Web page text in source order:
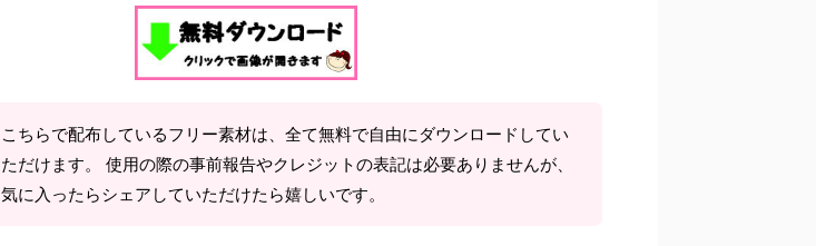
こちらで配布しているフリー素材は、全て無料で自由にダウンロードしてい
ただけます。 使用の際の事前報告やクレジットの表記は必要ありませんが、
気に入ったらシェアしていただけたら嬉しいです。